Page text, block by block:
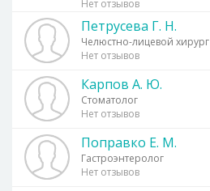
Нет отзывов
Петрусева Г. Н.
Челюстно-лицевой хирург
Нет отзывов
Карпов А. Ю.
Стоматолог
Нет отзывов
Поправко Е. М.
Гастроэнтеролог
Нет отзывов